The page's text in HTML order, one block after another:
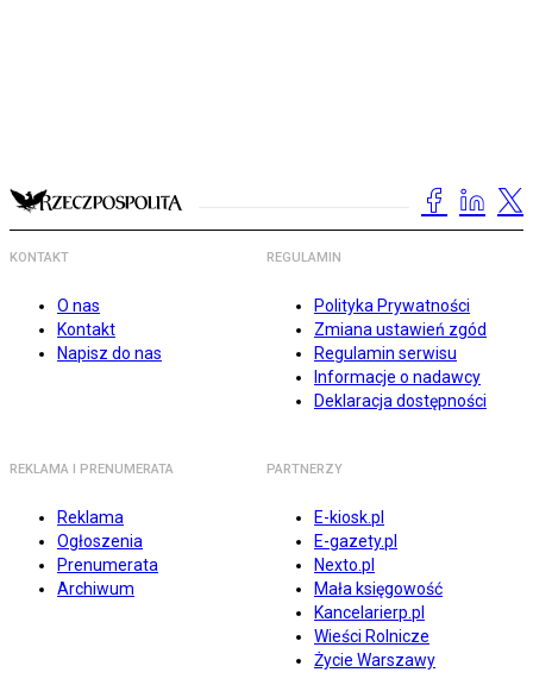
KONTAKT
O nas
Kontakt
Napisz do nas
REGULAMIN
Polityka Prywatności
Zmiana ustawień zgód
Regulamin serwisu
Informacje o nadawcy
Deklaracja dostępności
REKLAMA I PRENUMERATA
Reklama
Ogłoszenia
Prenumerata
Archiwum
PARTNERZY
E-kiosk.pl
E-gazety.pl
Nexto.pl
Mała księgowość
Kancelarierp.pl
Wieści Rolnicze
Życie Warszawy